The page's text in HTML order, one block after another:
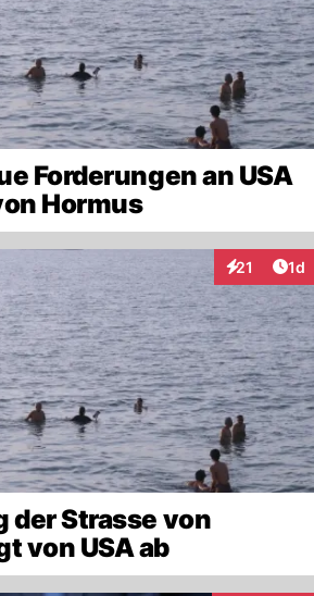
Forderungen an USA
Hormus
21 1d
der Strasse von
von USA ab